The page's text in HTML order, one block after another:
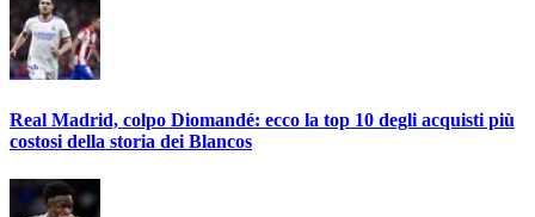
Real Madrid, colpo Diomandé: ecco la top 10 degli acquisti più
costosi della storia dei Blancos